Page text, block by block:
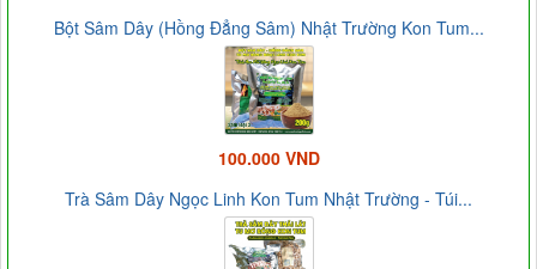
Bột Sâm Dây (Hồng Đẳng Sâm) Nhật Trường Kon Tum...
100.000 VND
Trà Sâm Dây Ngọc Linh Kon Tum Nhật Trường - Túi...